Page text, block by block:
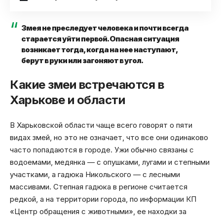
Змея не преследует человека и почти всегда
старается уйти первой. Опасная ситуация
возникает тогда, когда на нее наступают,
берут в руки или загоняют в угол.
Какие змеи встречаются в
Харькове и области
В Харьковской области чаще всего говорят о пяти
видах змей, но это не означает, что все они одинаково
часто попадаются в городе. Ужи обычно связаны с
водоемами, медянка — с опушками, лугами и степными
участками, а гадюка Никольского — с лесными
массивами. Степная гадюка в регионе считается
редкой, а на территории города, по информации КП
«Центр обращения с животными», ее находки за